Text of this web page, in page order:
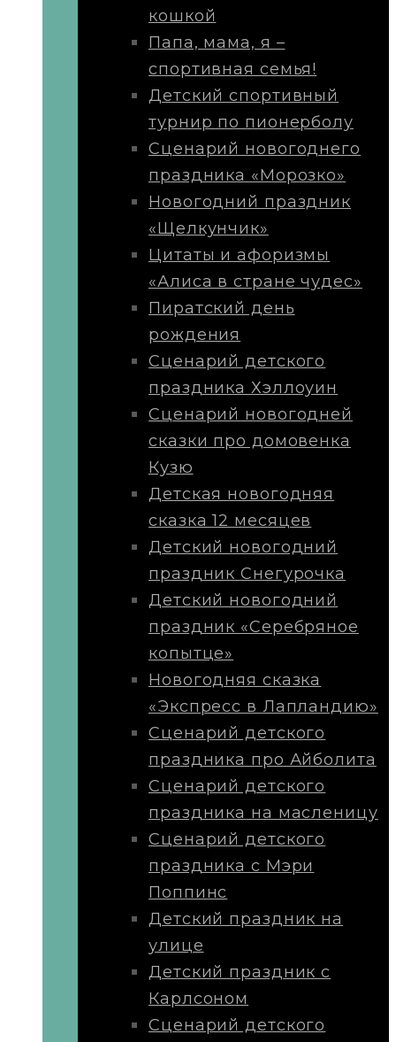
кошкой
Папа, мама, я –
спортивная семья!
Детский спортивный
турнир по пионерболу
Сценарий новогоднего
праздника «Морозко»
Новогодний праздник
«Щелкунчик»
Цитаты и афоризмы
«Алиса в стране чудес»
Пиратский день
рождения
Сценарий детского
праздника Хэллоуин
Сценарий новогодней
сказки про домовенка
Кузю
Детская новогодняя
сказка 12 месяцев
Детский новогодний
праздник Снегурочка
Детский новогодний
праздник «Серебряное
копытце»
Новогодняя сказка
«Экспресс в Лапландию»
Сценарий детского
праздника про Айболита
Сценарий детского
праздника на масленицу
Сценарий детского
праздника с Мэри
Поппинс
Детский праздник на
улице
Детский праздник с
Карлсоном
Сценарий детского